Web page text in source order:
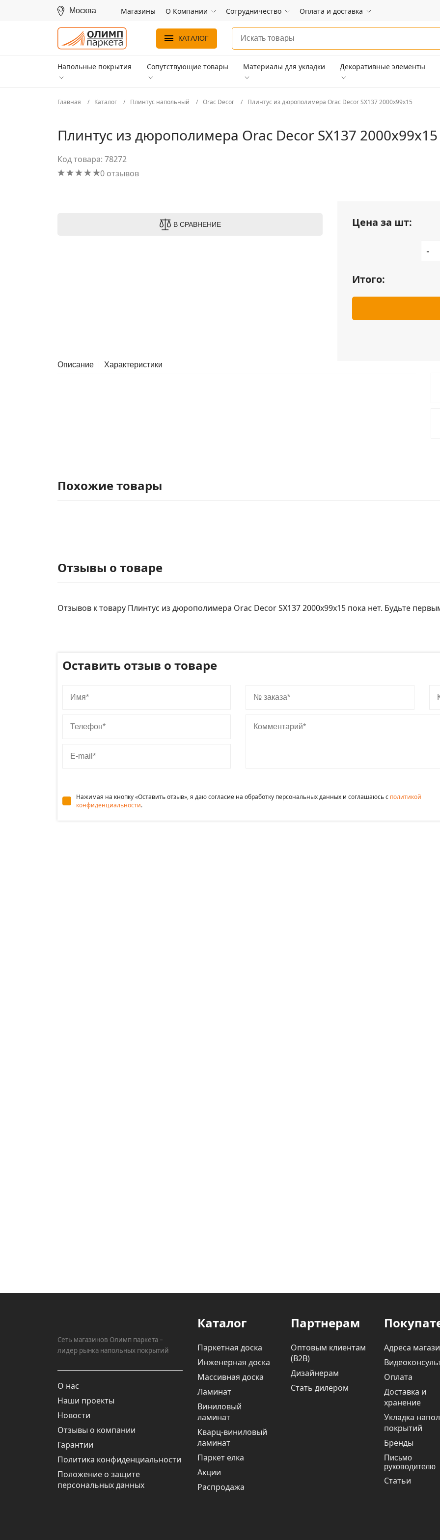
Москва Магазины О Компании Сотрудничество Оплата и доставка
КАТАЛОГ
Напольные покрытия Сопутствующие товары Материалы для укладки Декоративные элементы
Главная Каталог Плинтус напольный Orac Decor Плинтус из дюрополимера Orac Decor SX137 2000х99х15
Плинтус из дюрополимера Orac Decor SX137 2000х99х15
Код товара: 78272
0 отзывов
В СРАВНЕНИЕ Цена за шт:
-
Итого:
Описание Характеристики
Похожие товары
Отзывы о товаре
Отзывов к товару Плинтус из дюрополимера Orac Decor SX137 2000х99х15 пока нет. Будьте
Оставить отзыв о товаре
Нажимая на кнопку «Оставить отзыв», я даю согласие на обработку персональных данных и соглашаюсь c политикой
конфиденциальности.
Сеть магазинов Олимп паркета –
лидер рынка напольных покрытий
О нас
Наши проекты
Новости
Отзывы о компании
Гарантии
Политика конфиденциальности
Положение о защите
персональных данных
Каталог
Паркетная доска
Инженерная доска
Массивная доска
Ламинат
Виниловый
ламинат
Кварц-виниловый
ламинат
Паркет елка
Акции
Распродажа
Партнерам
Оптовым клиентам
(В2В)
Дизайнерам
Стать дилером
Адреса
Оплата
Доставка и
хранение
Укладка
покрытий
Бренды
Письмо
руководителю
Статьи